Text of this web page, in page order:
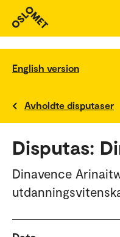
English version
Avholdte disputaser
Disputas:
Dinavence